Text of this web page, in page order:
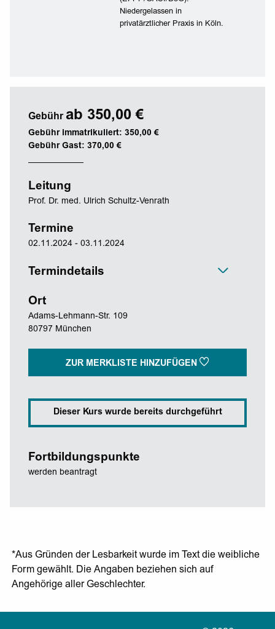
Niedergelassen in
privatärztlicher Praxis in Köln.
Gebühr ab 350,00 €
Gebühr immatrikuliert: 350,00 €
Gebühr Gast: 370,00 €
Leitung
Prof. Dr. med. Ulrich Schultz-Venrath
Termine
02.11.2024 - 03.11.2024
Termindetails
Ort
Adams-Lehmann-Str. 109
80797 München
ZUR MERKLISTE HINZUFÜGEN
Dieser Kurs wurde bereits durchgeführt
Fortbildungspunkte
werden beantragt
*Aus Gründen der Lesbarkeit wurde im Text die weibliche
Form gewählt. Die Angaben beziehen sich auf
Angehörige aller Geschlechter.